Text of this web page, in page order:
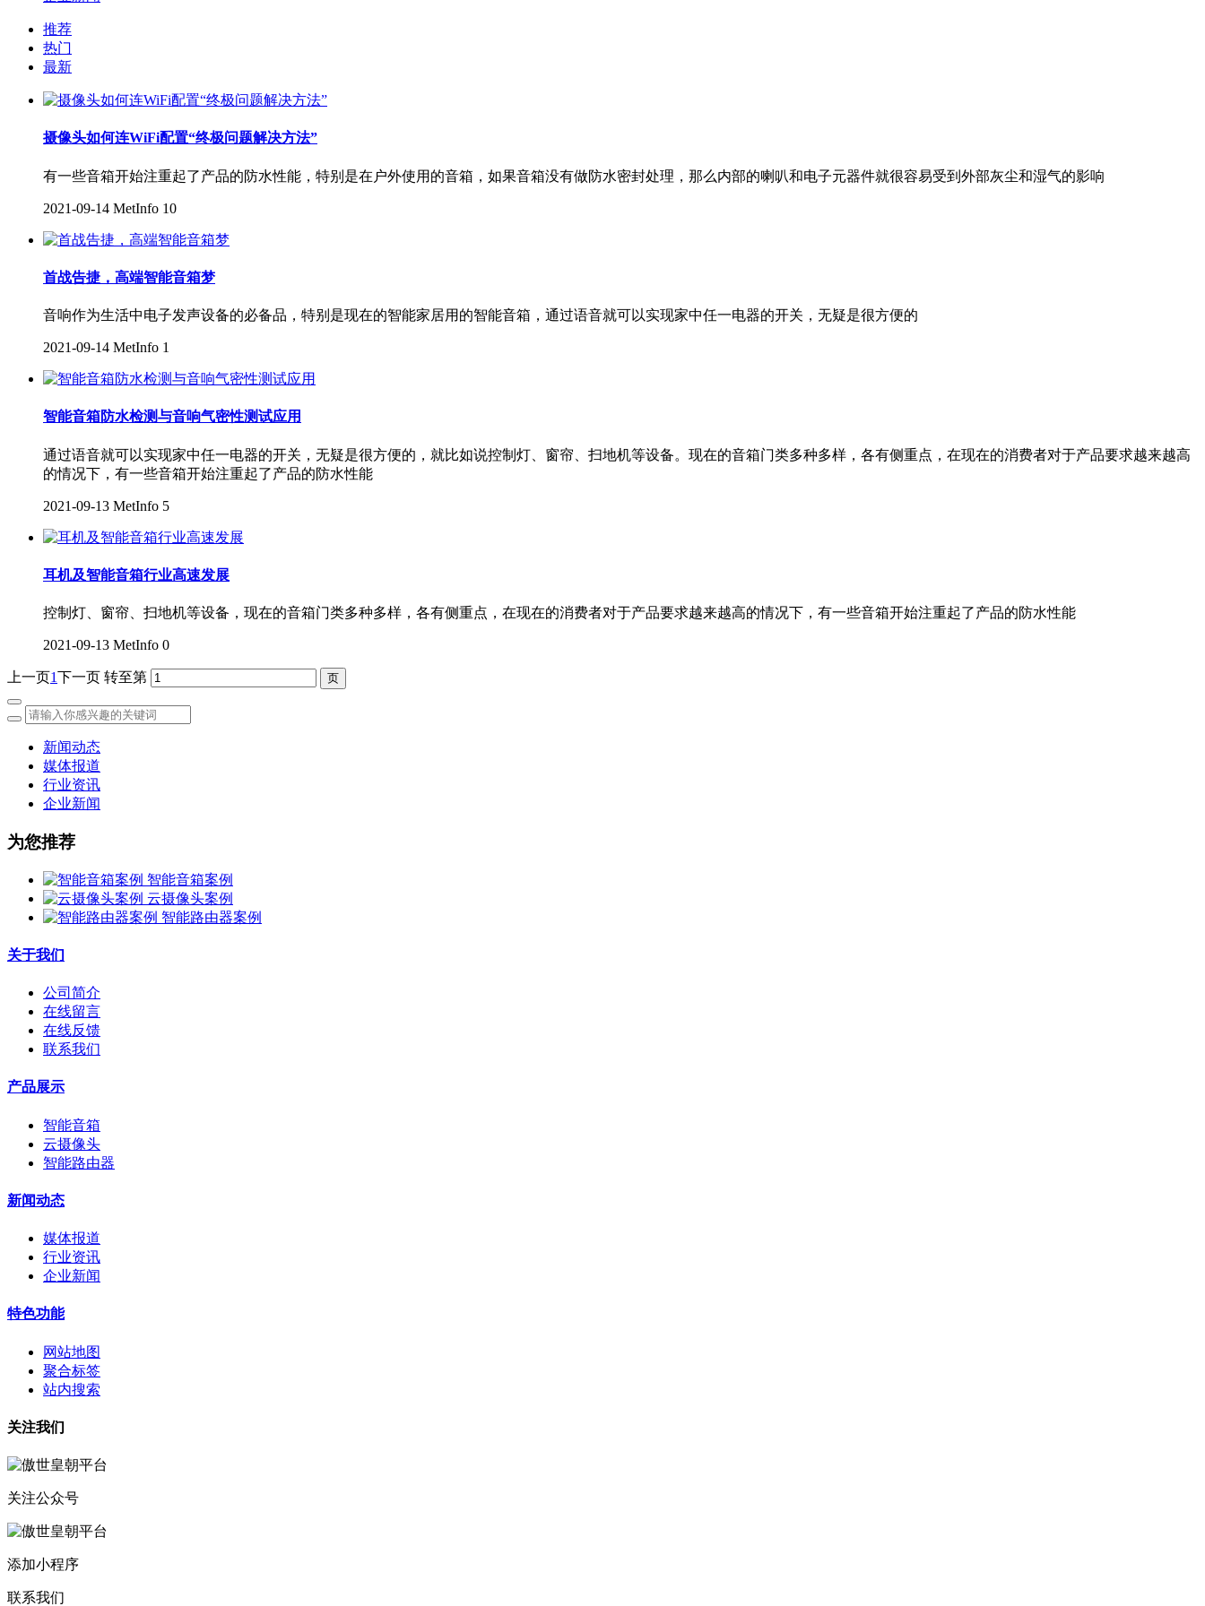
推荐
热门
最新
摄像头如何连WiFi配置“终极问题解决方法”
有一些音箱开始注重起了产品的防水性能，特别是在户外使用的音箱，如果音箱没有做防水密封处理，那么内部的喇叭和电子元器件就很容易受到外部灰尘和湿气的影响
2021-09-14 MetInfo 10
首战告捷，高端智能音箱梦
音响作为生活中电子发声设备的必备品，特别是现在的智能家居用的智能音箱，通过语音就可以实现家中任一电器的开关，无疑是很方便的
2021-09-14 MetInfo 1
智能音箱防水检测与音响气密性测试应用
通过语音就可以实现家中任一电器的开关，无疑是很方便的，就比如说控制灯、窗帘、扫地机等设备。现在的音箱门类多种多样，各有侧重点，在现在的消费者对于产品要求越来越高
的情况下，有一些音箱开始注重起了产品的防水性能
2021-09-13 MetInfo 5
耳机及智能音箱行业高速发展
控制灯、窗帘、扫地机等设备，现在的音箱门类多种多样，各有侧重点，在现在的消费者对于产品要求越来越高的情况下，有一些音箱开始注重起了产品的防水性能
2021-09-13 MetInfo 0
上一页1下一页 转至第
新闻动态
媒体报道
行业资讯
企业新闻
为您推荐
智能音箱案例
云摄像头案例
智能路由器案例
关于我们
公司简介
在线留言
在线反馈
联系我们
产品展示
智能音箱
云摄像头
智能路由器
新闻动态
媒体报道
行业资讯
企业新闻
特色功能
网站地图
聚合标签
站内搜索
关注我们
关注公众号
添加小程序
联系我们